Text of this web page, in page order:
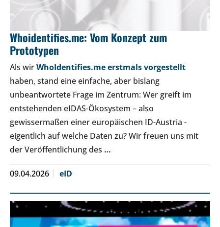
Whoidentifies.me: Vom Konzept zum
Prototypen
Als wirWhoIdentifies.me erstmals vorgestellt
haben, stand eine einfache, aber bislang
unbeantwortete Frage im Zentrum: Wer greift im
entstehenden eIDAS-Ökosystem – also
gewissermaßen einer europäischen ID-Austria -
eigentlich auf welche Daten zu? Wir freuen uns mit
der Veröffentlichung des …
09.04.2026 eID